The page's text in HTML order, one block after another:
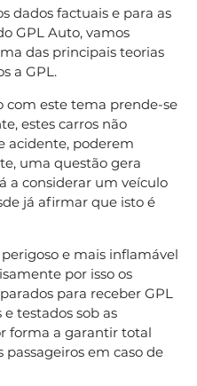
dados factuais e para as
GPL Auto, vamos
das principais teorias
a GPL.
este tema prende-se
estes carros não
acidente, poderem
uma questão gera
a considerar um veículo
já afirmar que isto é
e mais inflamável
por isso os
para receber GPL
testados sob as
forma a garantir total
em caso de